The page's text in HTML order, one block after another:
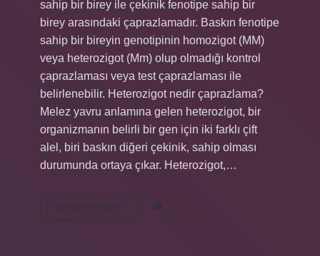
sahip bir birey ile çekinik fenotipe sahip bir
birey arasındaki çaprazlamadır. Baskın fenotipe
sahip bir bireyin genotipinin homozigot (MM)
veya heterozigot (Mm) olup olmadığı kontrol
çaprazlaması veya test çaprazlaması ile
belirlenebilir. Heterozigot nedir çaprazlama?
Melez yavru anlamına gelen heterozigot, bir
organizmanın belirli bir gen için iki farklı çift
alel, biri baskın diğeri çekinik, sahip olması
durumunda ortaya çıkar. Heterozigot,…
Devamını okuyun
Çaprazlanan
Bezelyelerin
2 Yorum